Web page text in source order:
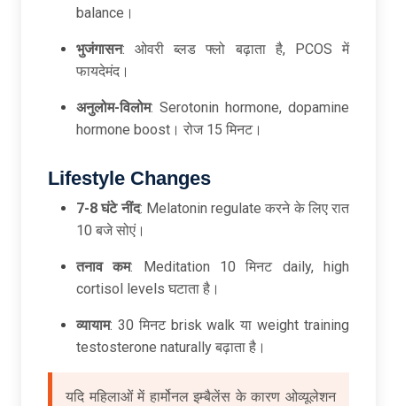
balance।
भुजंगासन: ओवरी ब्लड फ्लो बढ़ाता है, PCOS में
फायदेमंद।
अनुलोम-विलोम: Serotonin hormone, dopamine
hormone boost। रोज 15 मिनट।
Lifestyle Changes
7-8घंटेनींद: Melatonin regulate करने के लिए रात
10 बजे सोएं।
तनावकम: Meditation 10 मिनट daily, high
cortisol levels घटाता है।
व्यायाम: 30 मिनट brisk walk या weight training
testosterone naturally बढ़ाता है।
यदि महिलाओं में हार्मोनल इम्बैलेंस के कारण ओव्यूलेशन